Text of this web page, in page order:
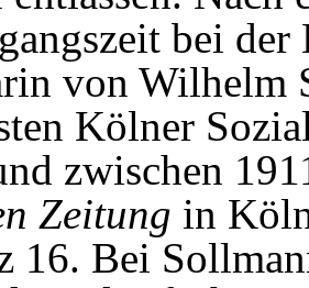
bei
von Wilhelm
Kölner
zwischen
Zeitung in
16. Bei